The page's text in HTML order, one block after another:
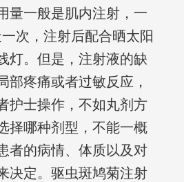
量一般是肌内注射，一
次，注射后配合晒太阳
灯。但是，注射液的缺
部疼痛或者过敏反应，
护士操作，不如丸剂方
择哪种剂型，不能一概
者的病情、体质以及对
决定。驱虫斑鸠菊注射